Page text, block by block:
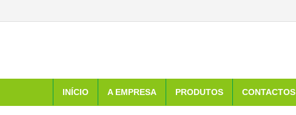
INÍCIO A EMPRESA PRODUTOS CONTACTOS